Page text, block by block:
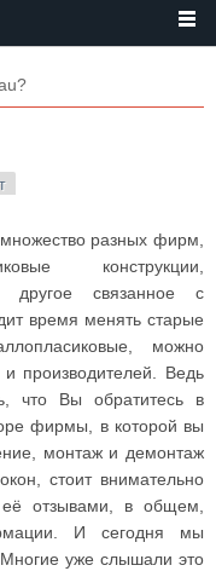
разных фирм,
конструкции,
другое связанное с
время менять старые
можно
производителей. Ведь
что Вы обратитесь в
фирмы, в которой вы
монтаж и демонтаж
стоит внимательно
отзывами, в общем,
И сегодня мы
уже слышали это